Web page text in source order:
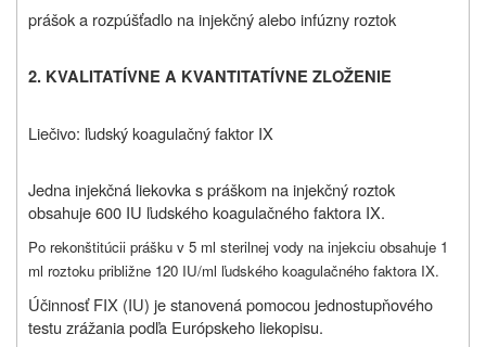
prášok a rozpúšťadlo na injekčný alebo infúzny roztok
2. KVALITATÍVNE A KVANTITATÍVNE ZLOŽENIE
Liečivo: ľudský koagulačný faktor IX
Jedna injekčná liekovka s práškom na injekčný roztok
obsahuje 600 IU ľudského koagulačného faktora IX.
Po rekonštitúcii prášku v 5 ml sterilnej vody na injekciu obsahuje 1
ml roztoku približne 120 IU/ml ľudského koagulačného faktora IX.
Účinnosť FIX (IU) je stanovená pomocou jednostupňového
testu zrážania podľa Európskeho liekopisu.